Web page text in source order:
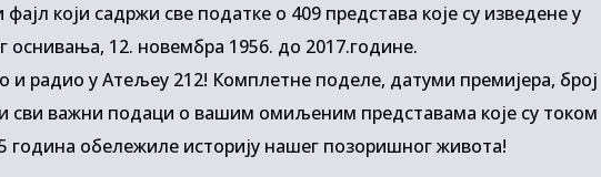
који садржи све податке о 409 представа које су изведене у
оснивања, 12. новембра 1956. до 2017.године.
и радио у Атељеу 212! Комплетне поделе, датуми премијера, број
сви важни подаци о вашим омиљеним представама које су током
обележиле историју нашег позоришног живота!